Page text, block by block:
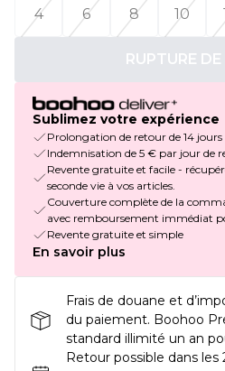
4
6 8 10
RUPTURE
Sublimez votre expérience
Prolongation de retour de 14 jours
Indemnisation de 5 € par jour de
Revente gratuite et facile -
seconde vie à vos articles.
Couverture complète de la
avec remboursement immédiat
Revente gratuite et simple
En savoir plus
Frais de douane et
du paiement. Boohoo
standard illimité un an
Retour possible dans les